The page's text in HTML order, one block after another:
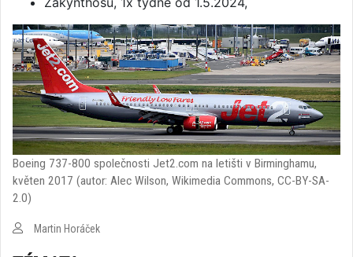
Boeing 737-800 společnosti Jet2.com na letišti v Birminghamu,
květen 2017 (autor: Alec Wilson, Wikimedia Commons, CC-BY-SA-
2.0)
Martin Horáček